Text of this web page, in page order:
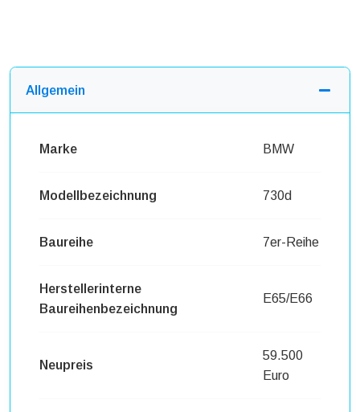
Allgemein
Marke BMW
Modellbezeichnung 730d
Baureihe 7er-Reihe
Herstellerinterne
Baureihenbezeichnung
E65/E66
Neupreis
59.500
Euro